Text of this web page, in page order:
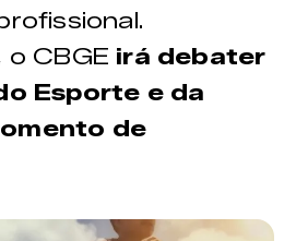
CBGE irá debater
Esporte e da
de